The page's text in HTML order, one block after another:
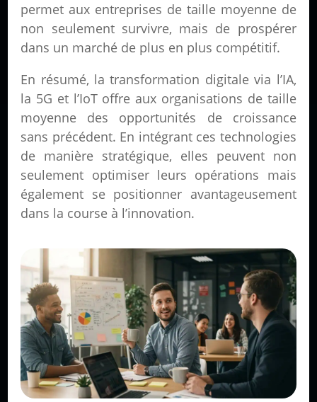
permet aux entreprises de taille moyenne de
non seulement survivre, mais de prospérer
dans un marché de plus en plus compétitif.
En résumé, la transformation digitale via l’IA,
la 5G et l’IoT offre aux organisations de taille
moyenne des opportunités de croissance
sans précédent. En intégrant ces technologies
de manière stratégique, elles peuvent non
seulement optimiser leurs opérations mais
également se positionner avantageusement
dans la course à l’innovation.